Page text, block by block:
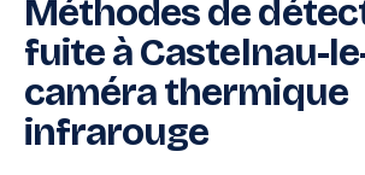
Méthodes de
fuite à Castelnau-
caméra thermique
infrarouge